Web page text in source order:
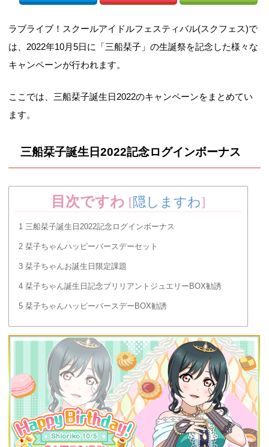
ラブライブ！スクールアイドルフェスティバル(スクフェス)で
は、2022年10月5日に「三船栞子」の生誕祭を記念した様々な
キャンペーンが行われます。
ここでは、三船栞子誕生日2022のキャンペーンをまとめてい
ます。
三船栞子誕生日2022記念ログインボーナス
目次ですわ [隠しますわ]
1 三船栞子誕生日2022記念ログインボーナス
2 栞子ちゃんハッピーバースデーセット
3 栞子ちゃんお誕生日限定課題
4 栞子ちゃん誕生日記念ブリリアントジュエリーBOX勧誘
5 栞子ちゃんハッピーバースデーBOX勧誘